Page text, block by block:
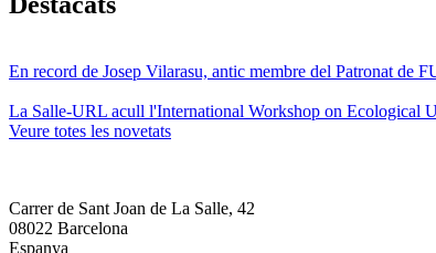
En record de Josep Vilarasu, antic membre del Patronat de
La Salle-URL acull l'International Workshop on Ecological
Veure totes les novetats
Carrer de Sant Joan de La Salle, 42
08022 Barcelona
Espanya